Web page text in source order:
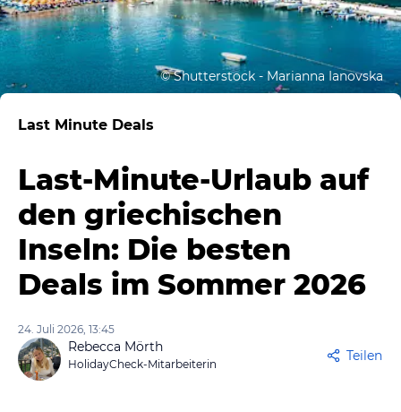
©Shutterstock - Marianna Ianovska
Last Minute Deals
Last-Minute-Urlaub auf
den griechischen
Inseln: Die besten
Deals im Sommer 2026
24. Juli 2026, 13:45
Rebecca Mörth
HolidayCheck-Mitarbeiterin
Teilen